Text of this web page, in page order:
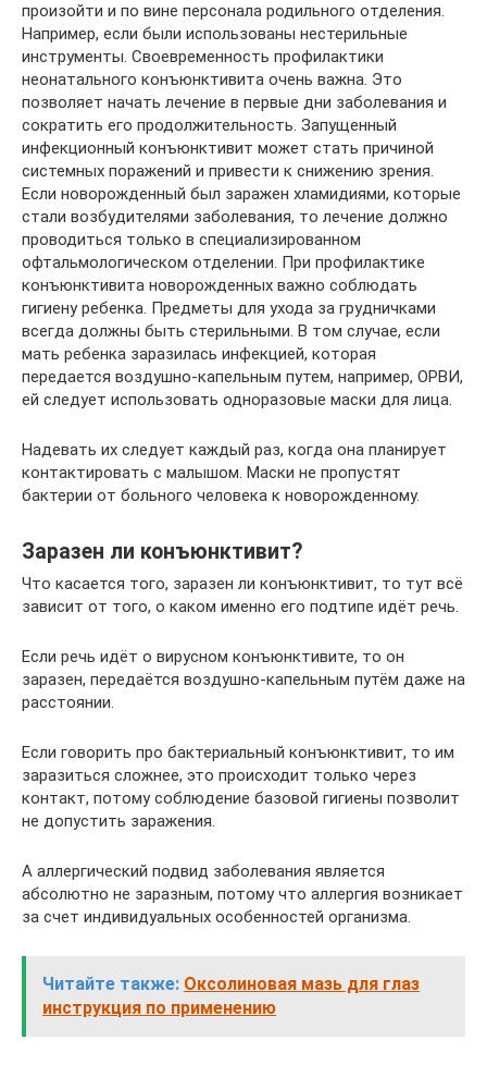
произойти и по вине персонала родильного отделения.
Например, если были использованы нестерильные
инструменты. Своевременность профилактики
неонатального конъюнктивита очень важна. Это
позволяет начать лечение в первые дни заболевания и
сократить его продолжительность. Запущенный
инфекционный конъюнктивит может стать причиной
системных поражений и привести к снижению зрения.
Если новорожденный был заражен хламидиями, которые
стали возбудителями заболевания, то лечение должно
проводиться только в специализированном
офтальмологическом отделении. При профилактике
конъюнктивита новорожденных важно соблюдать
гигиену ребенка. Предметы для ухода за грудничками
всегда должны быть стерильными. В том случае, если
мать ребенка заразилась инфекцией, которая
передается воздушно-капельным путем, например, ОРВИ,
ей следует использовать одноразовые маски для лица.
Надевать их следует каждый раз, когда она планирует
контактировать с малышом. Маски не пропустят
бактерии от больного человека к новорожденному.
Заразен ли конъюнктивит?
Что касается того, заразен ли конъюнктивит, то тут всё
зависит от того, о каком именно его подтипе идёт речь.
Если речь идёт о вирусном конъюнктивите, то он
заразен, передаётся воздушно-капельным путём даже на
расстоянии.
Если говорить про бактериальный конъюнктивит, то им
заразиться сложнее, это происходит только через
контакт, потому соблюдение базовой гигиены позволит
не допустить заражения.
А аллергический подвид заболевания является
абсолютно не заразным, потому что аллергия возникает
за счет индивидуальных особенностей организма.
Читайте также: Оксолиновая мазь для глаз
инструкция по применению